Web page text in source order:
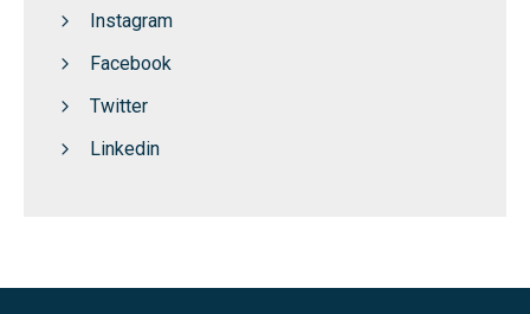
Instagram
Facebook
Twitter
Linkedin